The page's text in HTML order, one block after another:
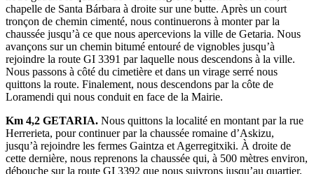
chapelle de Santa Bárbara à droite sur une butte. Après un court
tronçon de chemin cimenté, nous continuerons à monter par la
chaussée jusqu’à ce que nous apercevions la ville de Getaria. Nous
avançons sur un chemin bitumé entouré de vignobles jusqu’à
rejoindre la route GI 3391 par laquelle nous descendons à la ville.
Nous passons à côté du cimetière et dans un virage serré nous
quittons la route. Finalement, nous descendons par la côte de
Loramendi qui nous conduit en face de la Mairie.
Km 4,2 GETARIA. Nous quittons la localité en montant par la rue
Herrerieta, pour continuer par la chaussée romaine d’Askizu,
jusqu’à rejoindre les fermes Gaintza et Agerregitxiki. À droite de
cette dernière, nous reprenons la chaussée qui, à 500 mètres environ,
débouche sur la route GI 3392 que nous suivrons jusqu’au quartier.